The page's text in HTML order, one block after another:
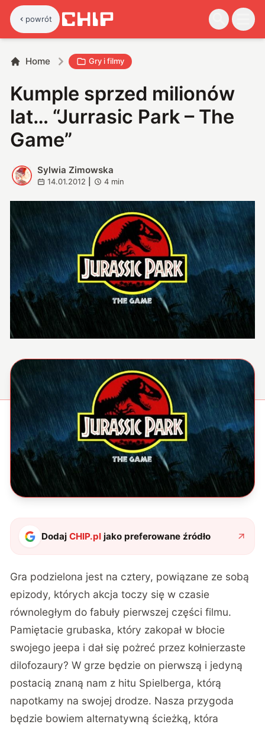
powrót
Home Gry i filmy
Kumple sprzed milionów
lat… “Jurrasic Park – The
Game”
S
Sylwia Zimowska
14.01.2012 4 min
DodajCHIP.pl jako preferowane źródło
Gra podzielona jest na cztery, powiązane ze sobą
epizody, których akcja toczy się w czasie
równoległym do fabuły pierwszej części filmu.
Pamiętacie grubaska, który zakopał w błocie
swojego jeepa i dał się pożreć przez kołnierzaste
dilofozaury? W grze będzie on pierwszą i jedyną
postacią znaną nam z hitu Spielberga, którą
napotkamy na swojej drodze. Nasza przygoda
będzie bowiem alternatywną ścieżką, która